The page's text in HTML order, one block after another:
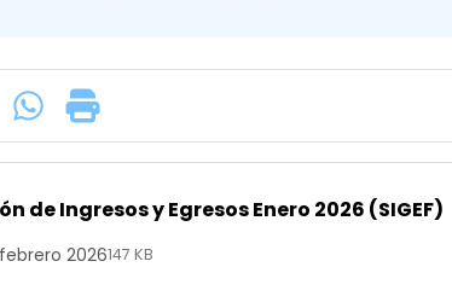
de Ingresos y Egresos Enero 2026 (SIGEF)
febrero 2026147 KB